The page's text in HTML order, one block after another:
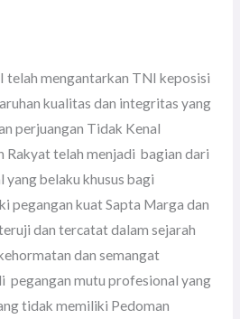
telah mengantarkan TNI keposisi
kualitas dan integritas yang
perjuangan Tidak Kenal
Rakyat telah menjadi bagian dari
belaku khusus bagi
pegangan kuat Sapta Marga dan
dan tercatat dalam sejarah
dan semangat
pegangan mutu profesional yang
tidak memiliki Pedoman